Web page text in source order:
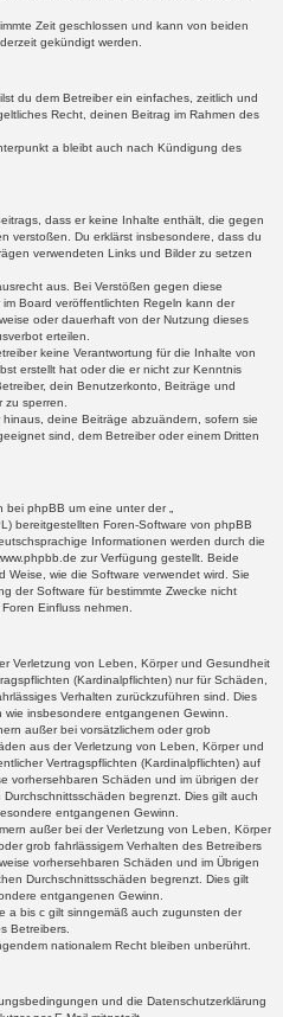
Zeit geschlossen und kann von beiden
gekündigt werden.
du dem Betreiber ein einfaches, zeitlich und
Recht, deinen Beitrag im Rahmen des
a bleibt auch nach Kündigung des
dass er keine Inhalte enthält, die gegen
verstoßen. Du erklärst insbesondere, dass du
verwendeten Links und Bilder zu setzen
aus. Bei Verstößen gegen diese
Board veröffentlichten Regeln kann der
oder dauerhaft von der Nutzung dieses
erteilen.
keine Verantwortung für die Inhalte von
erstellt hat oder die er nicht zur Kenntnis
dein Benutzerkonto, Beiträge und
sperren.
deine Beiträge abzuändern, sofern sie
sind, dem Betreiber oder einem Dritten
phpBB um eine unter der „
bereitgestellten Foren-Software von phpBB
Informationen werden durch die
zur Verfügung gestellt. Beide
Weise, wie die Software verwendet wird. Sie
der Software für bestimmte Zwecke nicht
Einfluss nehmen.
Verletzung von Leben, Körper und Gesundheit
(Kardinalpflichten) nur für Schäden,
Verhalten zurückzuführen sind. Dies
insbesondere entgangenen Gewinn.
außer bei vorsätzlichem oder grob
aus der Verletzung von Leben, Körper und
Vertragspflichten (Kardinalpflichten) auf
vorhersehbaren Schäden und im übrigen der
begrenzt. Dies gilt auch
entgangenen Gewinn.
außer bei der Verletzung von Leben, Körper
grob fahrlässigem Verhalten des Betreibers
vorhersehbaren Schäden und im Übrigen
Durchschnittsschäden begrenzt. Dies gilt
entgangenen Gewinn.
a bis c gilt sinngemäß auch zugunsten der
Betreibers.
nationalem Recht bleiben unberührt.
und die Datenschutzerklärung